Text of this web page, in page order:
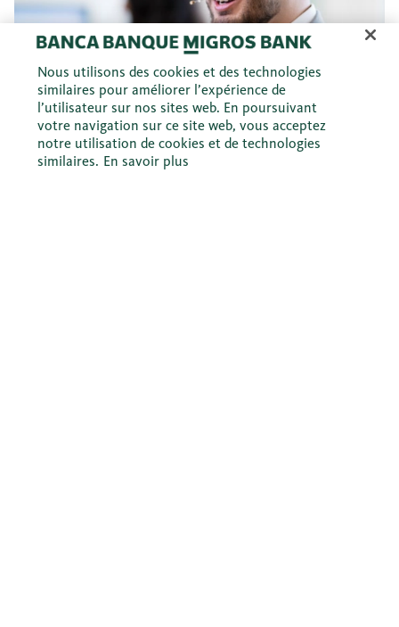
Compétent et humain
Agent/Agente de
centre de service à la
clientèle
Nous utilisons des cookies et des technologies
similaires pour améliorer l’expérience de
l’utilisateur sur nos sites web. En poursuivant
votre navigation sur ce site web, vous acceptez
notre utilisation de cookies et de technologies
similaires. En savoir plus